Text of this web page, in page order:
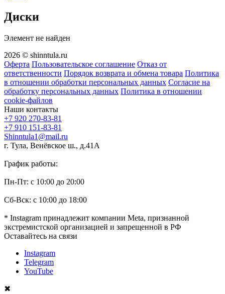
Диски
Элемент не найден
2026 © shinntula.ru
Оферта Пользовательское соглашение Отказ от
ответственности Порядок возврата и обмена товара Политика
в отношении обработки персональных данных Согласие на
обработку персональных данных Политика в отношении
cookie-файлов
Наши контакты
+7 920 270-83-81
+7 910 151-83-81
Shinntula1@mail.ru
г. Тула, Венёвское ш., д.41А
График работы:
Пн-Пт: с 10:00 до 20:00
Сб-Вск: с 10:00 до 18:00
* Instagram принадлежит компании Meta, признанной
экстремистской организацией и запрещенной в РФ
Оставайтесь на связи
Instagram
Telegram
YouTube
✖